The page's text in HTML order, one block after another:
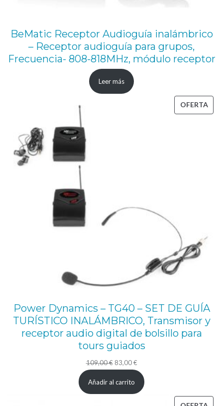
BeMatic Receptor Audioguía inalámbrico
– Receptor audioguía para grupos,
Frecuencia- 808-818MHz, módulo receptor
Leer más
OFERTA
Power Dynamics – TG40 – SET DE GUÍA
TURÍSTICO INALÁMBRICO, Transmisor y
receptor audio digital de bolsillo para
tours guiados
109,00€ El
83,00€El
precio
actual
Añadir al carrito